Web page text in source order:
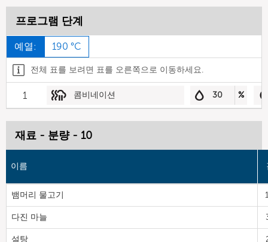
프로그램 단계
예열: 190 °C
전체 표를 보려면 표를 오른쪽으로 이동하세요.
1 콤비네이션 30 %
재료 - 분량 - 10
이름
뱀머리 물고기
다진 마늘
설탕